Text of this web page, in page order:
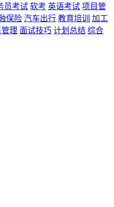
员考试 软考 英语考试 项目管
保险 汽车出行 教育培训
加工
理 面试技巧 计划总结 综合